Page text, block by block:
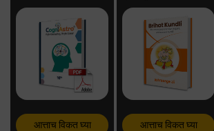
आत्ताच विकत घ्या आत्ताच विकत घ्या